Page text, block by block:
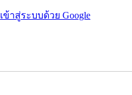
เข้าสู่ระบบด้วย Google